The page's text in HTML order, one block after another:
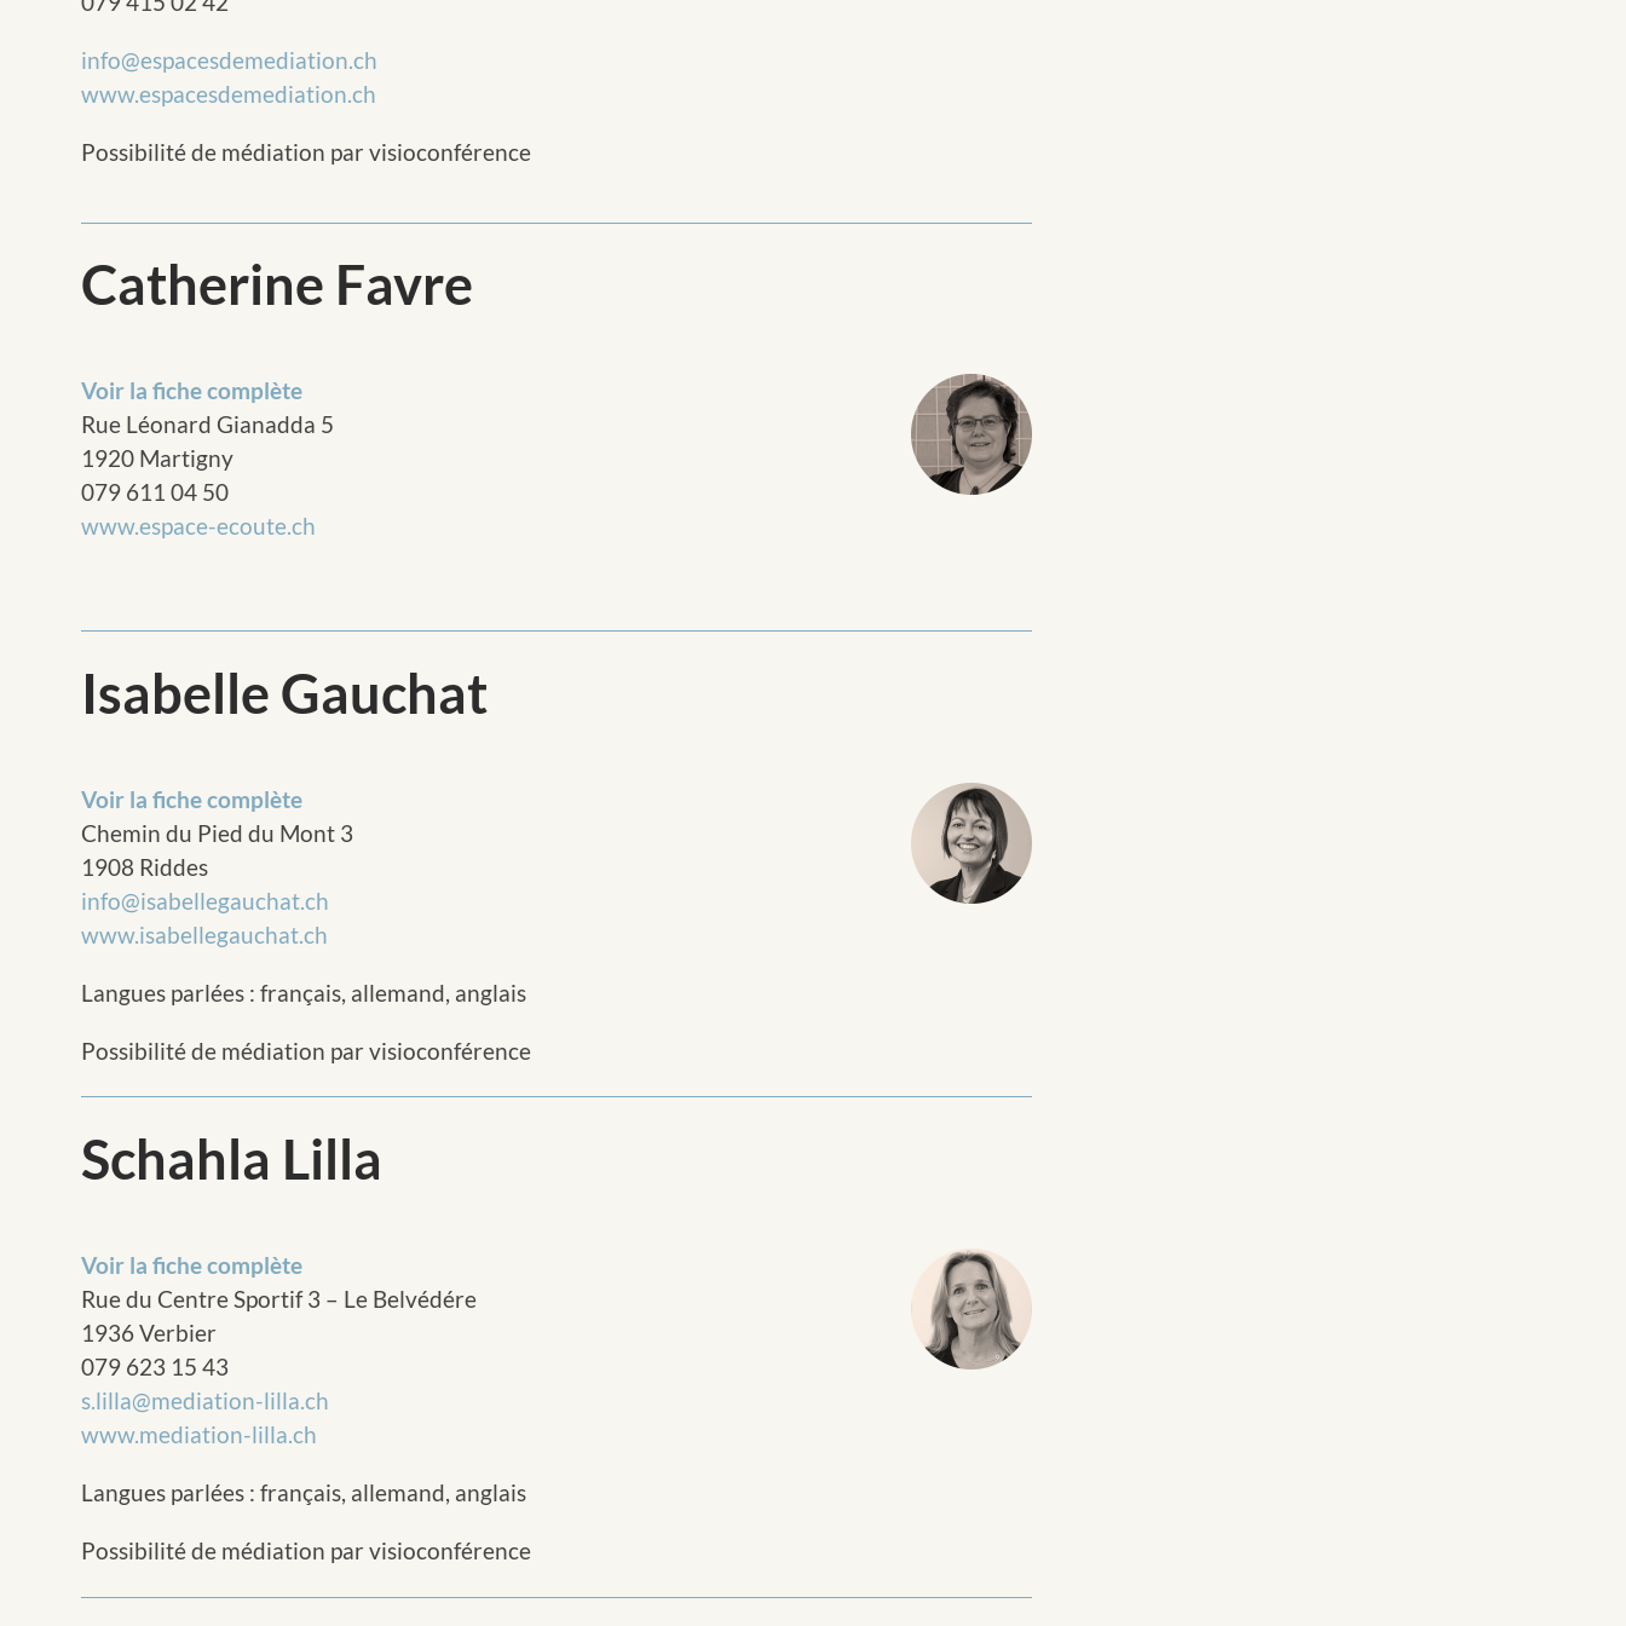
info@espacesdemediation.ch
www.espacesdemediation.ch
Possibilité de médiation par visioconférence
Catherine Favre
Voir la fiche complète
Rue Léonard Gianadda 5
1920 Martigny
079 611 04 50
www.espace-ecoute.ch
Isabelle Gauchat
Voir la fiche complète
Chemin du Pied du Mont 3
1908 Riddes
info@isabellegauchat.ch
www.isabellegauchat.ch
Langues parlées : français, allemand, anglais
Possibilité de médiation par visioconférence
Schahla Lilla
Voir la fiche complète
Rue du Centre Sportif 3 – Le Belvédére
1936 Verbier
079 623 15 43
s.lilla@mediation-lilla.ch
www.mediation-lilla.ch
Langues parlées : français, allemand, anglais
Possibilité de médiation par visioconférence